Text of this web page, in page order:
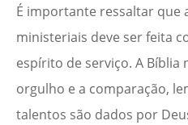
É importante ressaltar que
ministeriais deve ser feita
espírito de serviço. A Bíblia
orgulho e a comparação,
talentos são dados por